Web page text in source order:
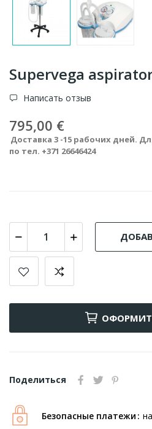
Supervega
Написать отзыв
795,00 €
Доставка 3 -15 рабочих дней.
по тел. +371 26646424
Поделиться
Безопасные платежи